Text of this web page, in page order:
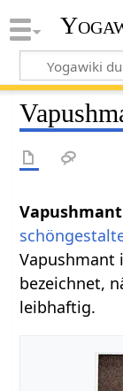
Vapushmant
Vapushmant
bezeichnet,
leibhaftig.